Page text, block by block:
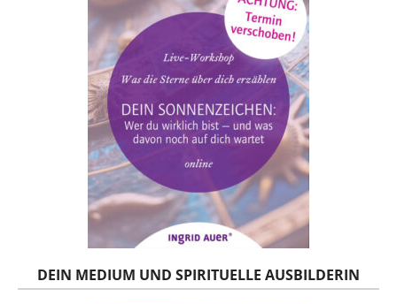
DEIN MEDIUM UND SPIRITUELLE AUSBILDERIN